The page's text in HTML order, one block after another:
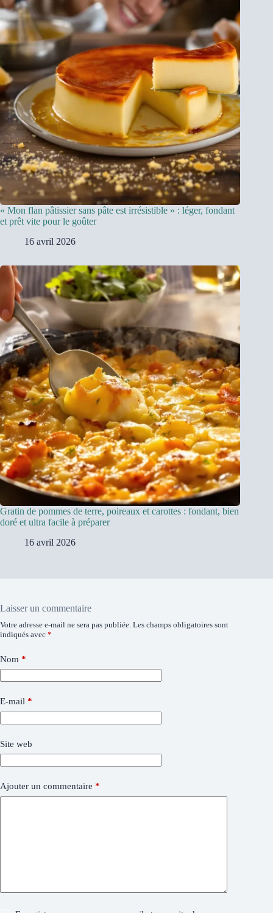
« Mon flan pâtissier sans pâte est irrésistible » : léger, fondant
et prêt vite pour le goûter
16 avril 2026
Gratin de pommes de terre, poireaux et carottes : fondant, bien
doré et ultra facile à préparer
16 avril 2026
Laisser un commentaire
Votre adresse e-mail ne sera pas publiée. Les champs obligatoires sont
indiqués avec *
Nom *
E-mail *
Site web
Ajouter un commentaire *